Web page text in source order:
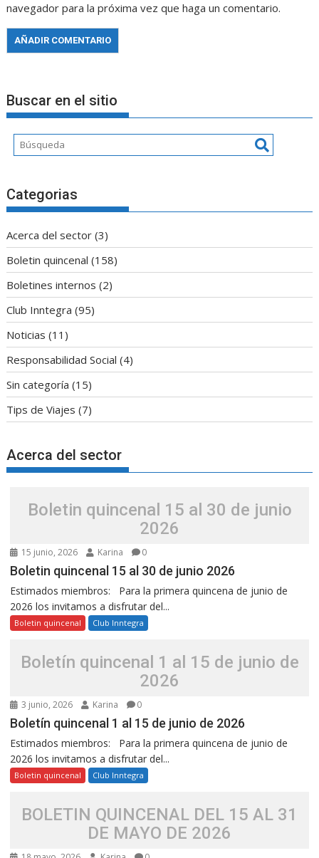
navegador para la próxima vez que haga un comentario.
Buscar en el sitio
Categorias
Acerca del sector (3)
Boletin quincenal (158)
Boletines internos (2)
Club Inntegra (95)
Noticias (11)
Responsabilidad Social (4)
Sin categoría (15)
Tips de Viajes (7)
Acerca del sector
Boletin quincenal 15 al 30 de junio
2026
15 junio, 2026 Karina 0
Boletin quincenal 15 al 30 de junio 2026
Estimados miembros: Para la primera quincena de junio de
2026 los invitamos a disfrutar del...
Boletin quincenal Club Inntegra
Boletín quincenal 1 al 15 de junio de
2026
3 junio, 2026 Karina 0
Boletín quincenal 1 al 15 de junio de 2026
Estimados miembros: Para la primera quincena de junio de
2026 los invitamos a disfrutar del...
Boletin quincenal Club Inntegra
BOLETIN QUINCENAL DEL 15 AL 31
DE MAYO DE 2026